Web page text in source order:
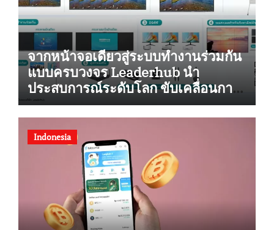
จากหน้าจอเดียวสู่ระบบทำงานร่วมกัน
แบบครบวงจร Leaderhub นำ
ประสบการณ์ระดับโลก ขับเคลื่อนการ
ยกระดับสู่ดิจิทัลในไทย
Indonesia